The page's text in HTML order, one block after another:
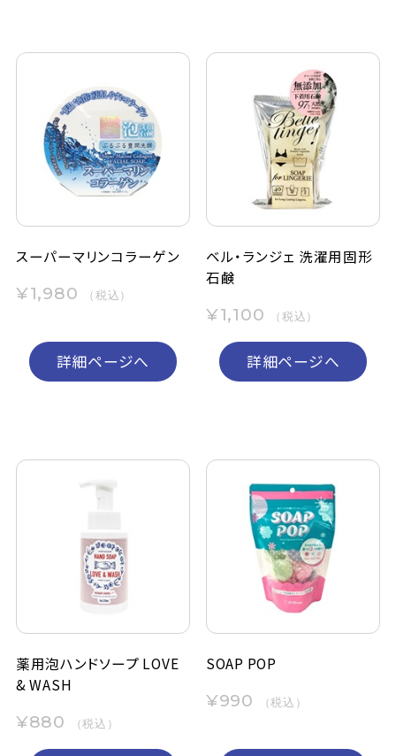
スーパーマリンコラーゲン
¥1,980 （税込）
詳細ページへ
ベル・ランジェ 洗濯用固形
石鹸
¥1,100 （税込）
詳細ページへ
薬用泡ハンドソープ LOVE
& WASH
¥880 （税込）
SOAP POP
¥990 （税込）